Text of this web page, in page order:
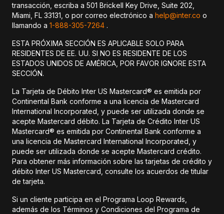
transacción, escriba a 501 Brickell Key Drive, Suite 202,
Miami, FL 33131, o por correo electrónico a help@inter.co o
llamando a 1-888-305-7264 .
ESTA PRÓXIMA SECCIÓN ES APLICABLE SOLO PARA
RESIDENTES DE EE. UU. SI NO ES RESIDENTE DE LOS
ESTADOS UNIDOS DE AMÉRICA, POR FAVOR IGNORE ESTA
SECCIÓN.
La Tarjeta de Débito Inter US Mastercard® es emitida por
Continental Bank conforme a una licencia de Mastercard
International Incorporated, y puede ser utilizada donde se
acepte Mastercard débito. La Tarjeta de Crédito Inter US
Mastercard® es emitida por Continental Bank conforme a
una licencia de Mastercard International Incorporated, y
puede ser utilizada donde se acepte Mastercard crédito.
Para obtener más información sobre las tarjetas de crédito y
débito Inter US Mastercard, consulte los acuerdos de titular
de tarjeta.
Si un cliente participa en el Programa Loop Rewards,
además de los Términos y Condiciones del Programa de